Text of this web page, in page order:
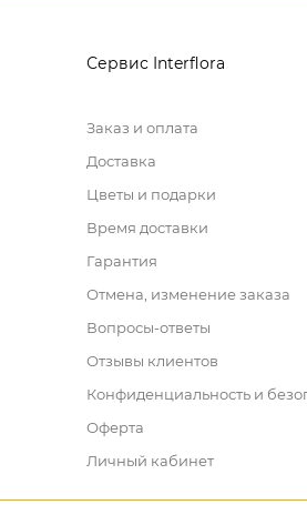
Сервис Interflora
Заказ и оплата
Доставка
Цветы и подарки
Время доставки
Гарантия
Отмена, изменение заказа
Вопросы-ответы
Отзывы клиентов
Конфиденциальность и
Оферта
Личный кабинет